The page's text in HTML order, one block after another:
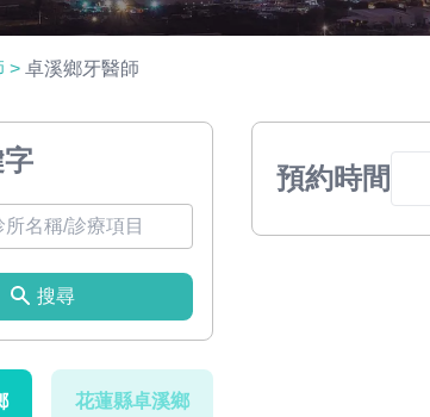
> 卓溪鄉牙醫師
搜尋
花蓮縣卓溪鄉
預約時間